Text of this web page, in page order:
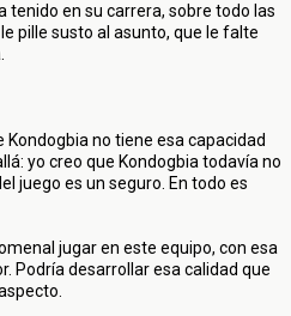
tenido en su carrera, sobre todo las
pille susto al asunto, que le falte
no tiene esa capacidad
yo creo que Kondogbia todavía no
juego es un seguro. En todo es
jugar en este equipo, con esa
Podría desarrollar esa calidad que